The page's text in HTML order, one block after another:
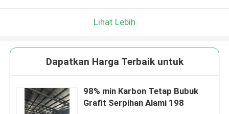
Lihat Lebih
Dapatkan Harga Terbaik untuk
98% min Karbon Tetap Bubuk
Grafit Serpihan Alami 198